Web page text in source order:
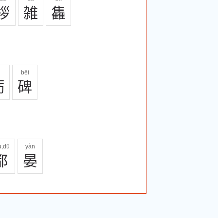
雑 雥
bēi
碑
yàn
晏